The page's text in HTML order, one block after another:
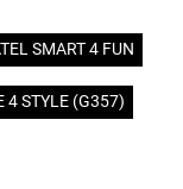
SMART 4 FUN
4 STYLE (G357)